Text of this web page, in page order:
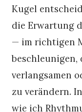
Kugel
die Erwartung
— im richtigen
beschleunigen,
verlangsamen
zu verändern.
wie ich